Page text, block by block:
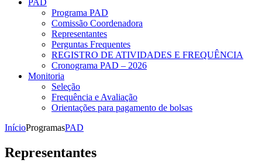
Programa PAD
Comissão Coordenadora
Representantes
Perguntas Frequentes
REGISTRO DE ATIVIDADES E FREQUÊNCIA
Cronograma PAD – 2026
Monitoria
Seleção
Frequência e Avaliação
Orientações para pagamento de bolsas
InícioProgramasPAD
Representantes